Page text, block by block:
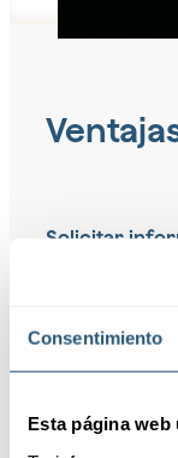
Consentimiento
Esta página web
Solicitar